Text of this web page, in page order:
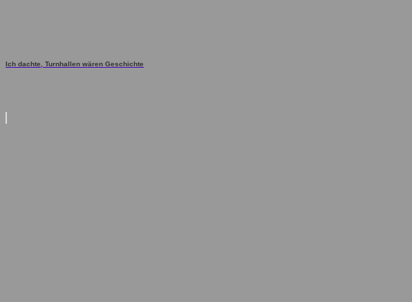
Ich dachte, Turnhallen wären Geschichte